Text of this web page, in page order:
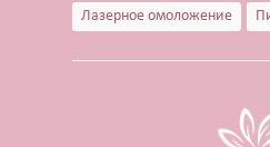
Лазерное омоложение